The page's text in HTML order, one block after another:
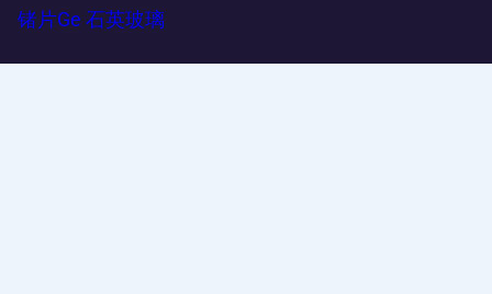
锗片Ge 石英玻璃